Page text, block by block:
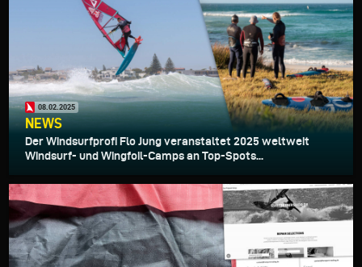
08.02.2025
NEWS
Der Windsurfprofi Flo Jung veranstaltet 2025 weltweit
Windsurf- und Wingfoil-Camps an Top-Spots...